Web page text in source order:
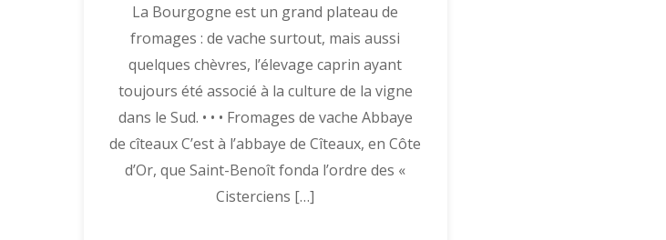
La Bourgogne est un grand plateau de
fromages : de vache surtout, mais aussi
quelques chèvres, l’élevage caprin ayant
toujours été associé à la culture de la vigne
dans le Sud. • • • Fromages de vache Abbaye
de cîteaux C’est à l’abbaye de Cîteaux, en Côte
d’Or, que Saint-Benoît fonda l’ordre des «
Cisterciens […]